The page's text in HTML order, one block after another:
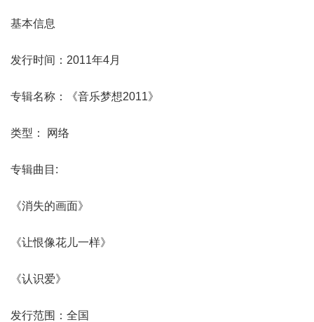
基本信息
发行时间：2011年4月
专辑名称：《音乐梦想2011》
类型： 网络
专辑曲目:
《消失的画面》
《让恨像花儿一样》
《认识爱》
发行范围：全国